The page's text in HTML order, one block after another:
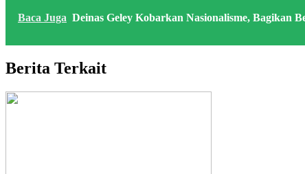
Baca Juga Deinas Geley Kobarkan Nasionalisme, Bagikan
Berita Terkait